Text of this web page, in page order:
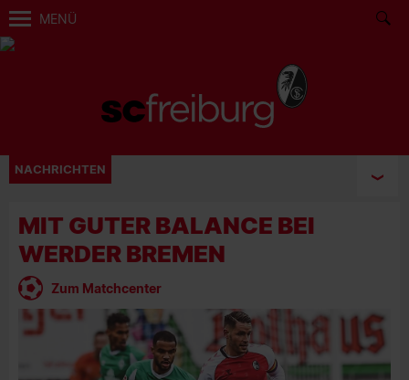
MENÜ
NACHRICHTEN
MIT GUTER BALANCE BEI
WERDER BREMEN
Zum Matchcenter